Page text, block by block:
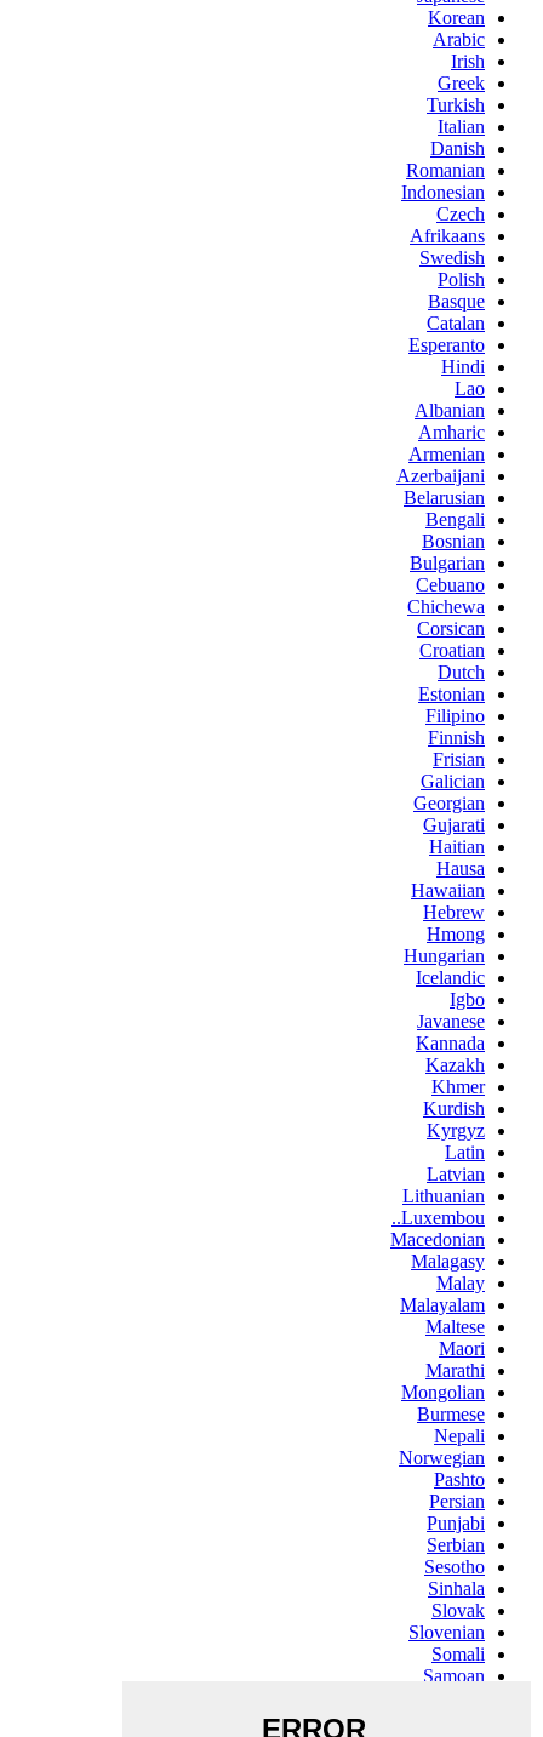
Korean
Arabic
Irish
Greek
Turkish
Italian
Danish
Romanian
Indonesian
Czech
Afrikaans
Swedish
Polish
Basque
Catalan
Esperanto
Hindi
Lao
Albanian
Amharic
Armenian
Azerbaijani
Belarusian
Bengali
Bosnian
Bulgarian
Cebuano
Chichewa
Corsican
Croatian
Dutch
Estonian
Filipino
Finnish
Frisian
Galician
Georgian
Gujarati
Haitian
Hausa
Hawaiian
Hebrew
Hmong
Hungarian
Icelandic
Igbo
Javanese
Kannada
Kazakh
Khmer
Kurdish
Kyrgyz
Latin
Latvian
Lithuanian
Luxembou..
Macedonian
Malagasy
Malay
Malayalam
Maltese
Maori
Marathi
Mongolian
Burmese
Nepali
Norwegian
Pashto
Persian
Punjabi
Serbian
Sesotho
Sinhala
Slovak
Slovenian
Somali
Samoan